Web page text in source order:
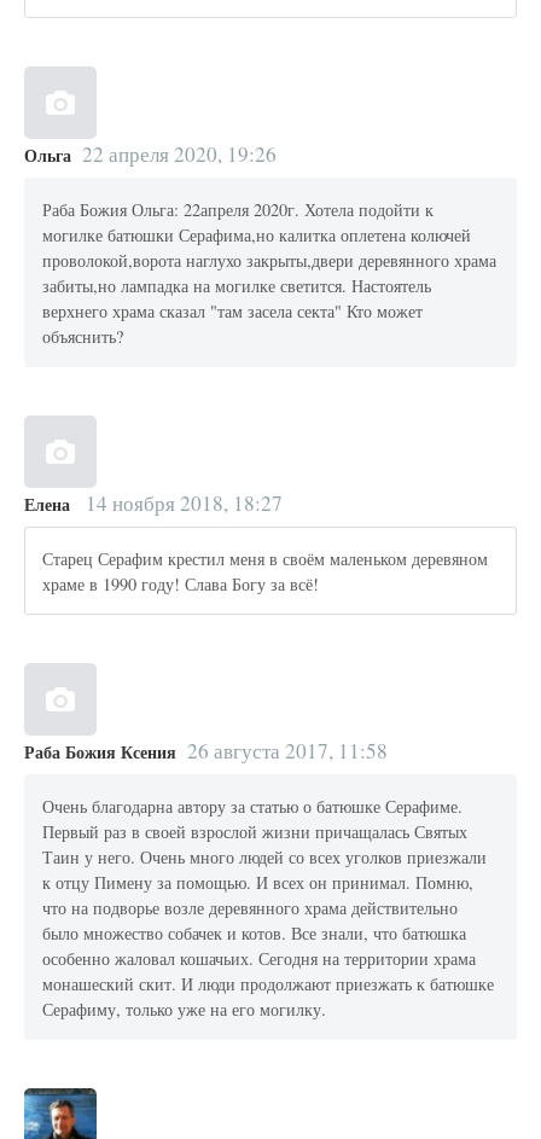
Ольга 22 апреля 2020, 19:26
Раба Божия Ольга: 22апреля 2020г. Хотела подойти к
могилке батюшки Серафима,но калитка оплетена колючей
проволокой,ворота наглухо закрыты,двери деревянного храма
забиты,но лампадка на могилке светится. Настоятель
верхнего храма сказал "там засела секта" Кто может
объяснить?
Елена 14 ноября 2018, 18:27
Старец Серафим крестил меня в своём маленьком деревяном
храме в 1990 году! Слава Богу за всё!
Раба Божия Ксения 26 августа 2017, 11:58
Очень благодарна автору за статью о батюшке Серафиме.
Первый раз в своей взрослой жизни причащалась Святых
Таин у него. Очень много людей со всех уголков приезжали
к отцу Пимену за помощью. И всех он принимал. Помню,
что на подворье возле деревянного храма действительно
было множество собачек и котов. Все знали, что батюшка
особенно жаловал кошачьих. Сегодня на территории храма
монашеский скит. И люди продолжают приезжать к батюшке
Серафиму, только уже на его могилку.